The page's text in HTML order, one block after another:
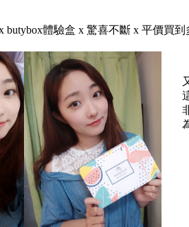
butybox體驗盒 x 驚喜不斷 x 平價買